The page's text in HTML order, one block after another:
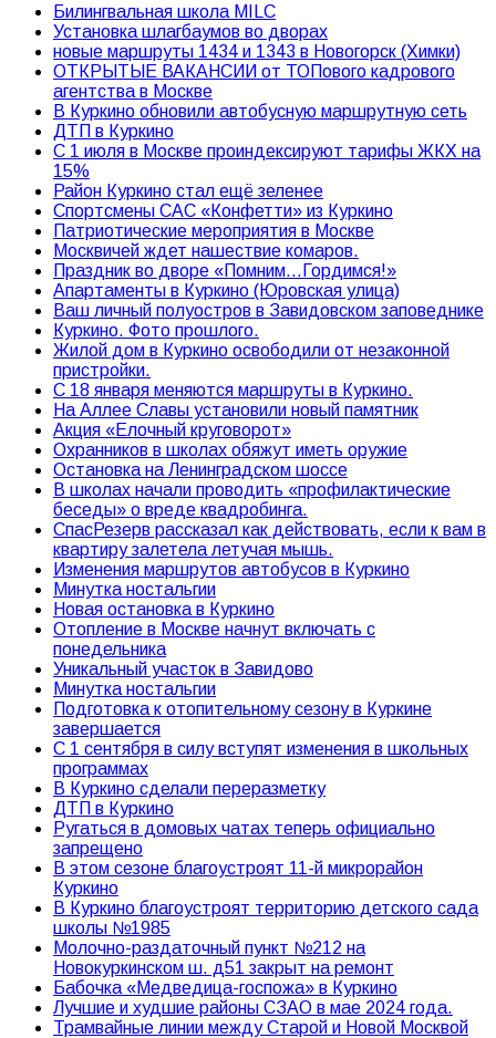
Билингвальная школа MILC
Установка шлагбаумов во дворах
новые маршруты 1434 и 1343 в Новогорск (Химки)
ОТКРЫТЫЕ ВАКАНСИИ от ТОПового кадрового
агентства в Москве
В Куркино обновили автобусную маршрутную сеть
ДТП в Куркино
С 1 июля в Москве проиндексируют тарифы ЖКХ на
15%
Район Куркино стал ещё зеленее
Спортсмены САС «Конфетти» из Куркино
Патриотические мероприятия в Москве
Москвичей ждет нашествие комаров.
Праздник во дворе «Помним…Гордимся!»
Апартаменты в Куркино (Юровская улица)
Ваш личный полуостров в Завидовском заповеднике
Куркино. Фото прошлого.
Жилой дом в Куркино освободили от незаконной
пристройки.
С 18 января меняются маршруты в Куркино.
На Аллее Славы установили новый памятник
Акция «Елочный круговорот»
Охранников в школах обяжут иметь оружие
Остановка на Ленинградском шоссе
В школах начали проводить «профилактические
беседы» о вреде квадробинга.
СпасРезерв рассказал как действовать, если к вам в
квартиру залетела летучая мышь.
Изменения маршрутов автобусов в Куркино
Минутка ностальгии
Новая остановка в Куркино
Отопление в Москве начнут включать с
понедельника
Уникальный участок в Завидово
Минутка ностальгии
Подготовка к отопительному сезону в Куркине
завершается
С 1 сентября в силу вступят изменения в школьных
программах
В Куркино сделали переразметку
ДТП в Куркино
Ругаться в домовых чатах теперь официально
запрещено
В этом сезоне благоустроят 11-й микрорайон
Куркино
В Куркино благоустроят территорию детского сада
школы №1985
Молочно-раздаточный пункт №212 на
Новокуркинском ш. д51 закрыт на ремонт
Бабочка «Медведица-госпожа» в Куркино
Лучшие и худшие районы СЗАО в мае 2024 года.
Трамвайные линии между Старой и Новой Москвой